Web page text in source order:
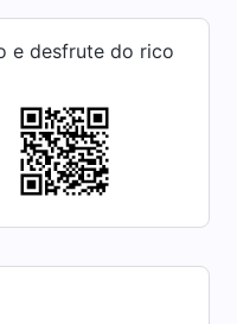
"Somente
noções
a trilha
em Deus (1)"
"Somente
noções
a trilha
"Somente
e desfrute do rico